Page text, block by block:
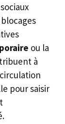
ou la
à
pour saisir